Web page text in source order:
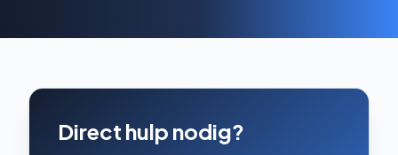
Direct hulp nodig?